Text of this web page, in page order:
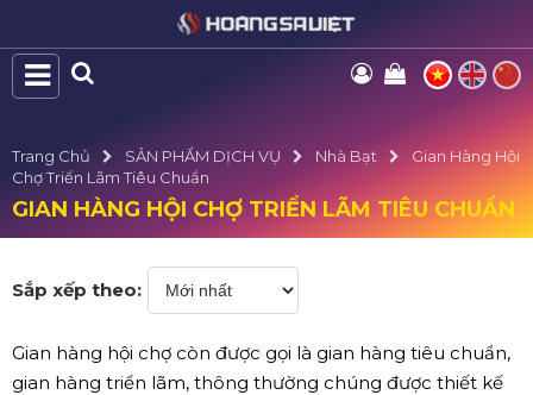
Trang Chủ SẢN PHẨM DỊCH VỤ Nhà Bạt
Gian Hàng Hội
Chợ Triển Lãm Tiêu Chuẩn
GIAN HÀNG HỘI CHỢ TRIỂN LÃM TIÊU CHUẨN
Sắp xếp theo:
Gian hàng hội chợ còn được gọi là gian hàng tiêu chuẩn,
gian hàng triển lãm, thông thường chúng được thiết kế